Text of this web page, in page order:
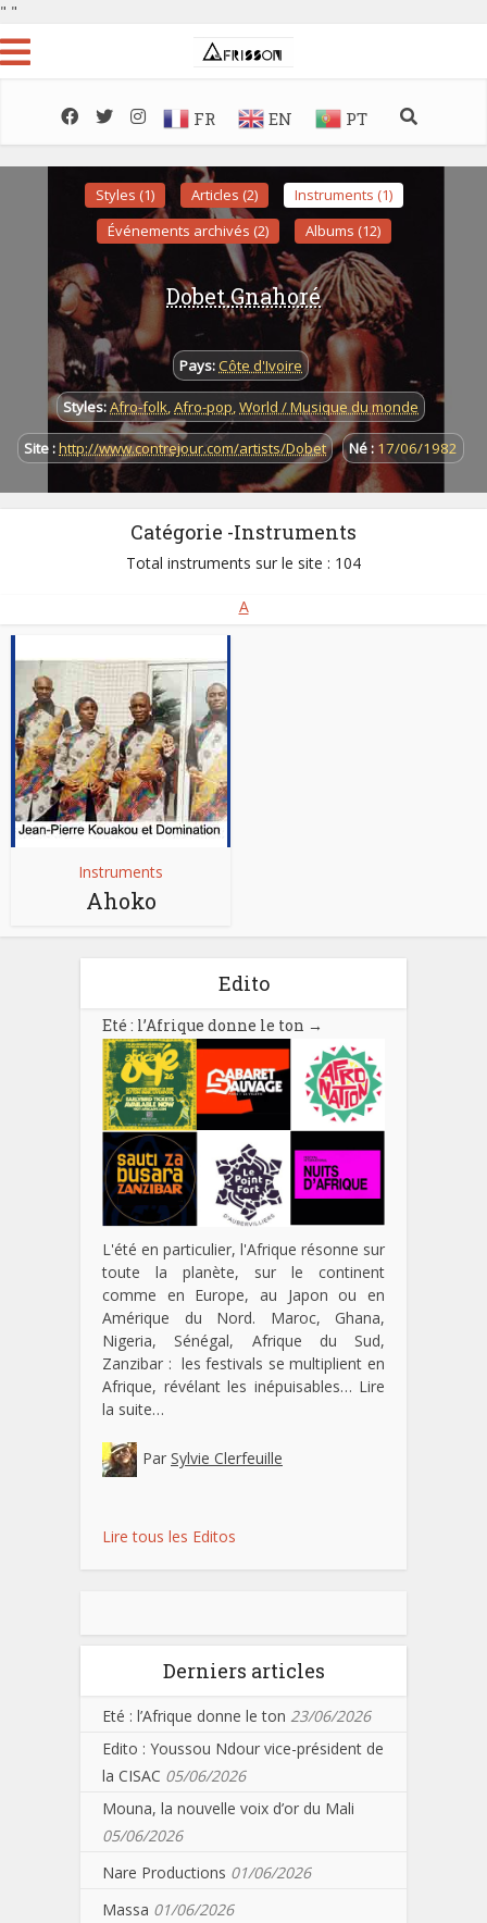
" "
FR EN PT
Styles (1) Articles (2)
Instruments (1)
Événements archivés (2)
Albums (12)
Dobet Gnahoré
Pays:Côte d'Ivoire
Styles:Afro-folk,Afro-pop,World / Musique du monde
Site :http://www.contrejour.com/artists/Dobet Né : 17/06/1982
Catégorie -Instruments
Total instruments sur le site : 104
A
Instruments
Ahoko
Edito
Eté : l’Afrique donne le ton →
L'été en particulier, l'Afrique résonne sur
toute la planète, sur le continent
comme en Europe, au Japon ou en
Amérique du Nord. Maroc, Ghana,
Nigeria, Sénégal, Afrique du Sud,
Zanzibar : les festivals se multiplient en
Afrique, révélant les inépuisables… Lire
la suite…
Par Sylvie Clerfeuille
Lire tous les Editos
Derniers articles
Eté : l’Afrique donne le ton 23/06/2026
Edito : Youssou Ndour vice-président de
la CISAC 05/06/2026
Mouna, la nouvelle voix d’or du Mali
05/06/2026
Nare Productions 01/06/2026
Massa 01/06/2026